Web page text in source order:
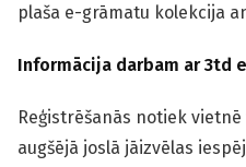
plaša e-grāmatu kolekcija
Informācija darbam ar 3td
Reģistrēšanās notiek
augšējā joslā jāizvēlas